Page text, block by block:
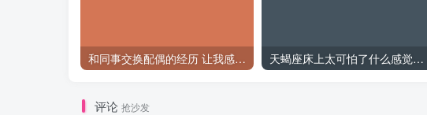
和同事交换配偶的经历 让我感受到了从未有过的快乐 天蝎座床上太可怕了什么感觉(附天蝎座床上特点)
评论 抢沙发